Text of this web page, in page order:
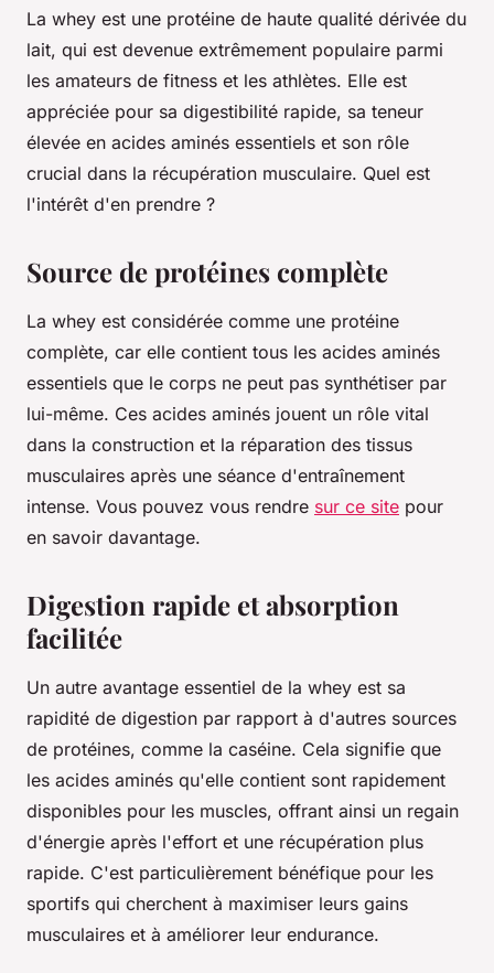
La whey est une protéine de haute qualité dérivée du
lait, qui est devenue extrêmement populaire parmi
les amateurs de fitness et les athlètes. Elle est
appréciée pour sa digestibilité rapide, sa teneur
élevée en acides aminés essentiels et son rôle
crucial dans la récupération musculaire. Quel est
l'intérêt d'en prendre ?
Source de protéines complète
La whey est considérée comme une protéine
complète, car elle contient tous les acides aminés
essentiels que le corps ne peut pas synthétiser par
lui-même. Ces acides aminés jouent un rôle vital
dans la construction et la réparation des tissus
musculaires après une séance d'entraînement
intense. Vous pouvez vous rendre sur ce site pour
en savoir davantage.
Digestion rapide et absorption
facilitée
Un autre avantage essentiel de la whey est sa
rapidité de digestion par rapport à d'autres sources
de protéines, comme la caséine. Cela signifie que
les acides aminés qu'elle contient sont rapidement
disponibles pour les muscles, offrant ainsi un regain
d'énergie après l'effort et une récupération plus
rapide. C'est particulièrement bénéfique pour les
sportifs qui cherchent à maximiser leurs gains
musculaires et à améliorer leur endurance.